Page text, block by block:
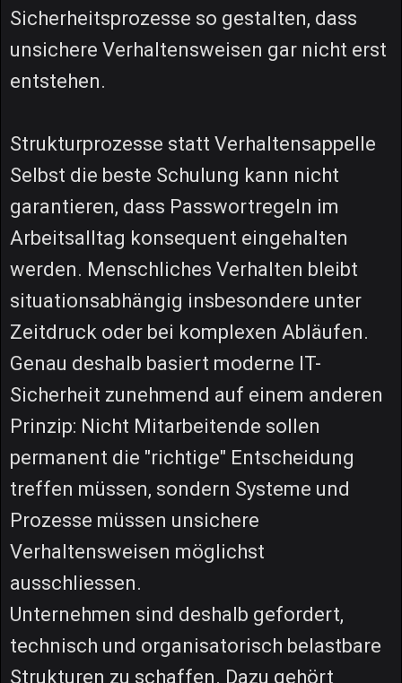
Sicherheitsprozesse so gestalten, dass
unsichere Verhaltensweisen gar nicht erst
entstehen.
Strukturprozesse statt Verhaltensappelle
Selbst die beste Schulung kann nicht
garantieren, dass Passwortregeln im
Arbeitsalltag konsequent eingehalten
werden. Menschliches Verhalten bleibt
situationsabhängig insbesondere unter
Zeitdruck oder bei komplexen Abläufen.
Genau deshalb basiert moderne IT-
Sicherheit zunehmend auf einem anderen
Prinzip: Nicht Mitarbeitende sollen
permanent die "richtige" Entscheidung
treffen müssen, sondern Systeme und
Prozesse müssen unsichere
Verhaltensweisen möglichst
ausschliessen.
Unternehmen sind deshalb gefordert,
technisch und organisatorisch belastbare
Strukturen zu schaffen. Dazu gehört